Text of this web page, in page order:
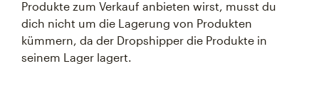
Produkte zum Verkauf anbieten wirst, musst du
dich nicht um die Lagerung von Produkten
kümmern, da der Dropshipper die Produkte in
seinem Lager lagert.